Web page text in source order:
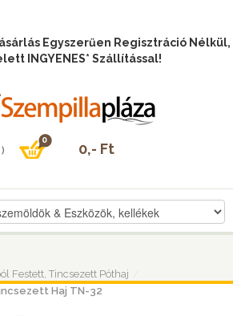
Egyszerűen Regisztráció Nélkül,
INGYENES* Szállítással!
Festett, Tincsezett Póthaj
Haj TN-32